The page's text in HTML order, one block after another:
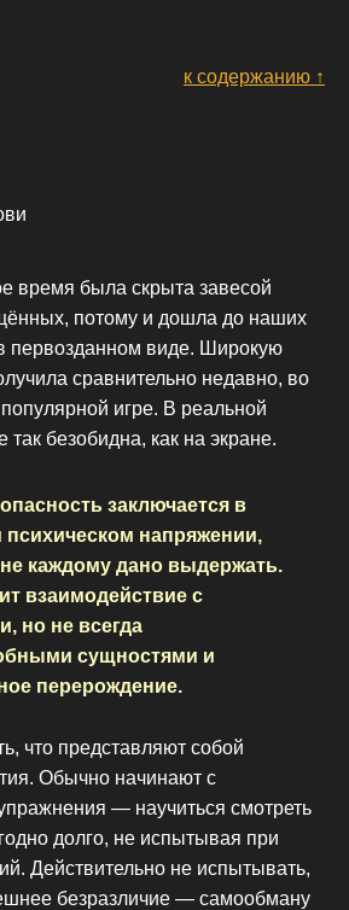
к содержанию ↑
время была скрыта завесой
потому и дошла до наших
первозданном виде. Широкую
сравнительно недавно, во
игре. В реальной
так безобидна, как на экране.
заключается в
напряжении,
каждому дано выдержать.
взаимодействие с
но не всегда
сущностями и
перерождение.
что представляют собой
Обычно начинают с
— научиться смотреть
долго, не испытывая при
Действительно не испытывать,
безразличие — самообману